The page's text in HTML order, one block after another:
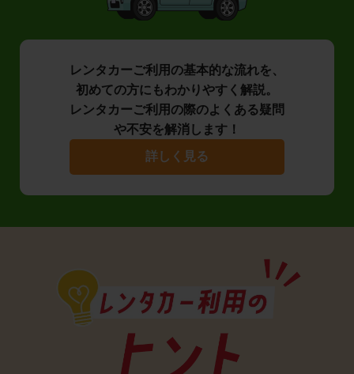
レンタカーご利用の基本的な流れを、
初めての方にもわかりやすく解説。
レンタカーご利用の際のよくある疑問
や不安を解消します！
詳しく見る